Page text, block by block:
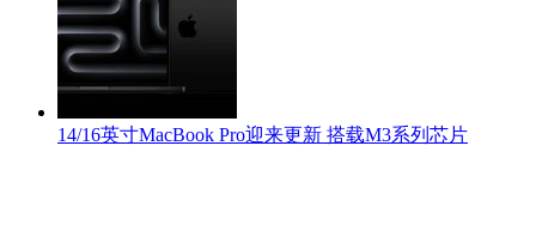
14/16英寸MacBook Pro迎来更新 搭载M3系列芯片